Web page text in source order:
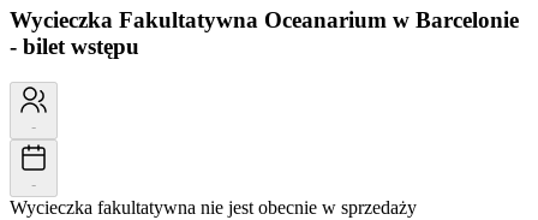
Wycieczka Fakultatywna Oceanarium w Barcelonie
- bilet wstępu
-
-
Wycieczka fakultatywna nie jest obecnie w sprzedaży